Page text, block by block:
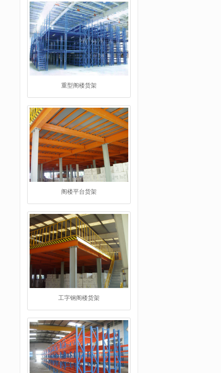
重型阁楼货架
阁楼平台货架
工字钢阁楼货架